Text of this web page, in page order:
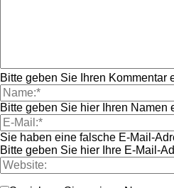
Bitte geben Sie Ihren Kommentar
Bitte geben Sie hier Ihren Namen
Sie haben eine falsche E-Mail-
Bitte geben Sie hier Ihre E-Mail-